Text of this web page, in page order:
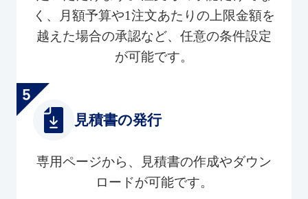
く、月額予算や1注文あたりの上限金額を
越えた場合の承認など、任意の条件設定
が可能です。
見積書の発行
専用ページから、見積書の作成やダウン
ロードが可能です。